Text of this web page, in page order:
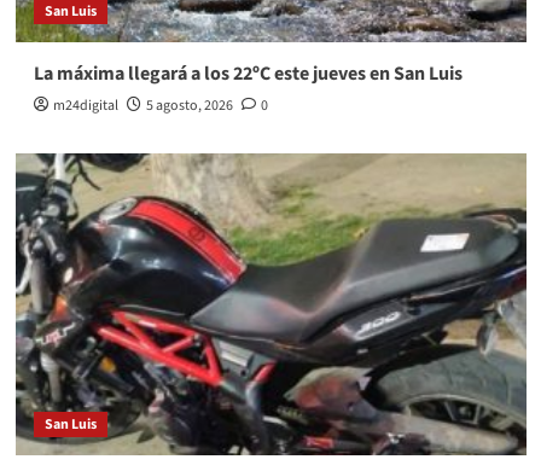
San Luis
La máxima llegará a los 22ºC este jueves en San Luis
m24digital 5 agosto, 2026 0
San Luis